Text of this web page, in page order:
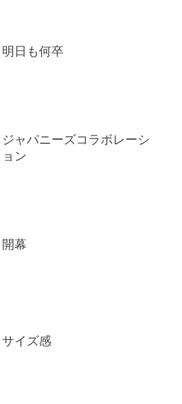
明日も何卒
ジャパニーズコラボレーシ
ョン
開幕
サイズ感